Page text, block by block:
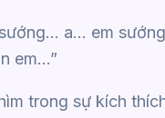
a… em
em…”
trong sự kích